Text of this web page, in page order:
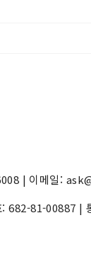
| 이메일:
:682-81-00887 |